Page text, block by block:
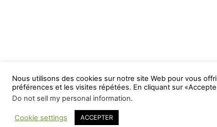
Nous utilisons des cookies sur notre site Web pour vous
préférences et les visites répétées. En cliquant sur
Do not sell my personal information.
Cookie settings ACCEPTER